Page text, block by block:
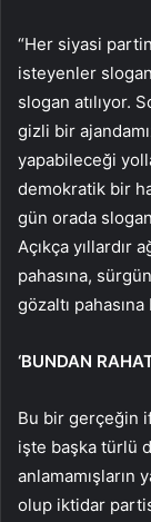
“Her siyasi
isteyenler
slogan atılıyor.
gizli bir
yapabileceği
demokratik bir
gün orada
Açıkça yıllardır
pahasına,
gözaltı
‘BUNDAN
Bu bir gerçeğin
işte başka türlü
olup iktidar